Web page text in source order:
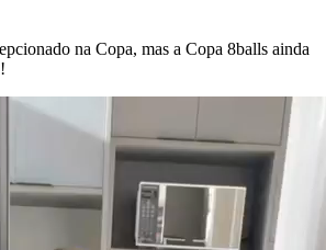
na Copa, mas a Copa 8balls ainda